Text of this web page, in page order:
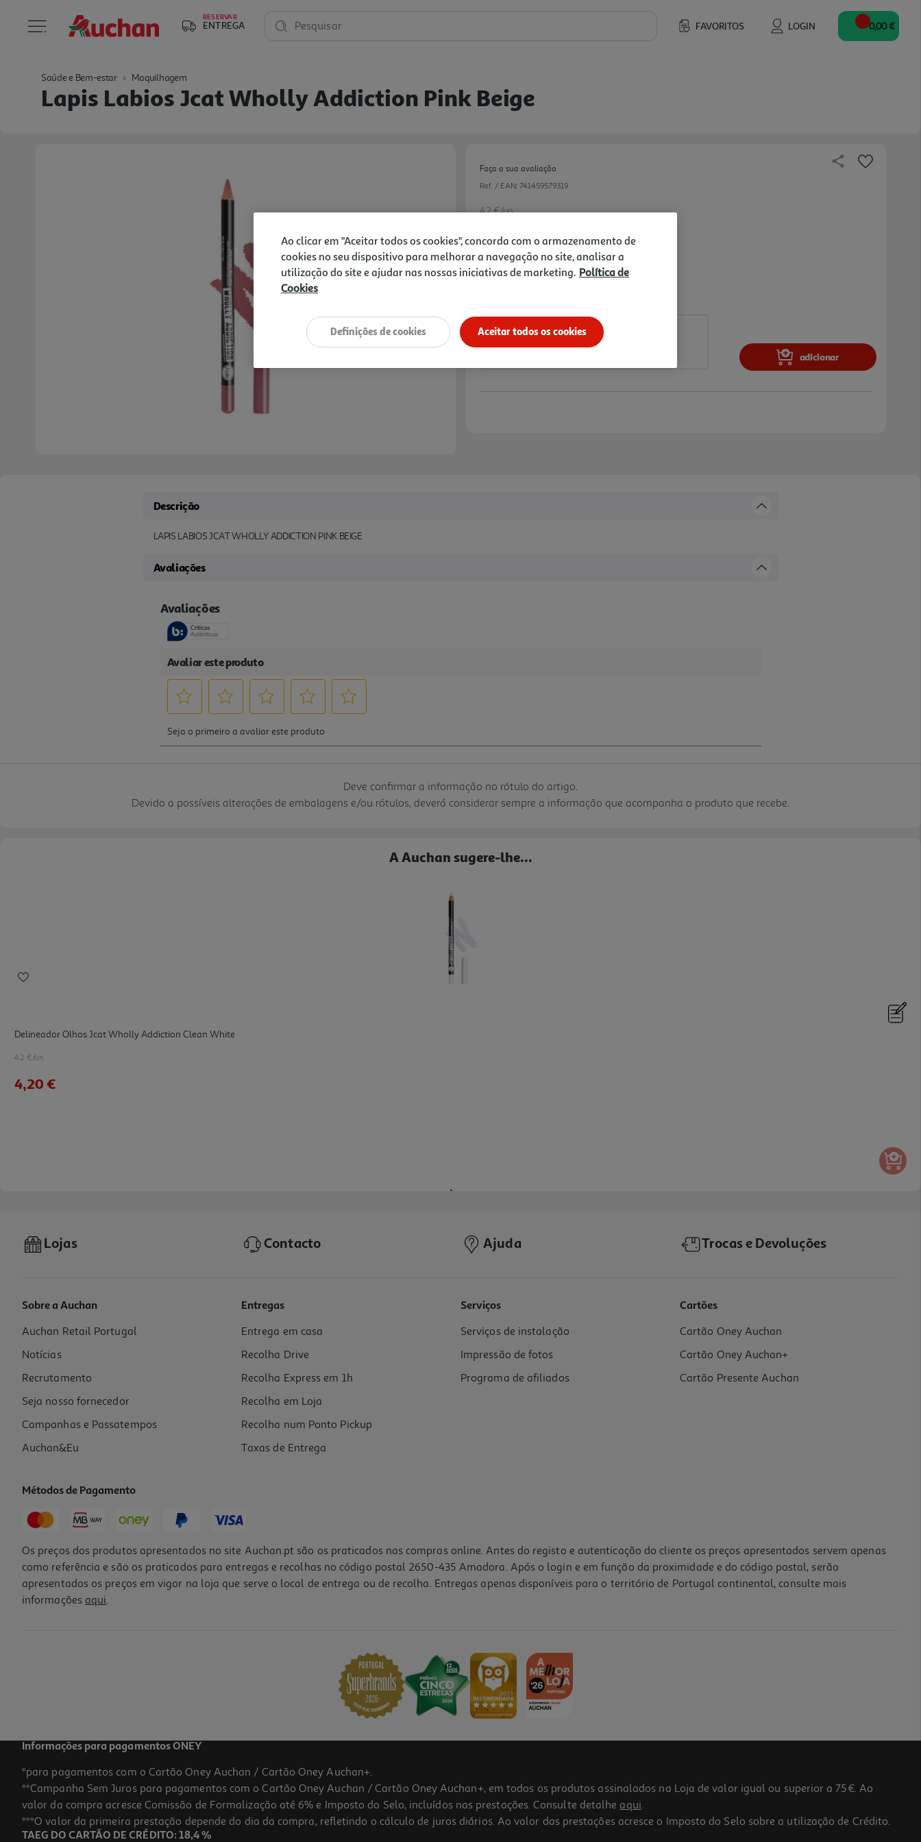
RESERVAR
ENTREGA FAVORITOS LOGIN
Pesquisar 0,00 €
Saúde e Bem-estar Maquilhagem
Lapis Labios Jcat Wholly Addiction Pink Beige
Faça a sua avaliação
Ref. / EAN: 741459579319
4.2 €/un
4,20 €
adicionar
Descrição
LAPIS LABIOS JCAT WHOLLY ADDICTION PINK BEIGE
Avaliações
Deve confirmar a informação no rótulo do artigo.
Devido a possíveis alterações de embalagens e/ou rótulos, deverá considerar sempre a informação que acompanha o produto que recebe.
A Auchan sugere-lhe...
Delineador Olhos Jcat Wholly Addiction Clean White
4.2 €/un
4,20 €
Delineador Olhos Jcat Wholly Addiction Dark Brown
4.2 €/un
4,20 €
Lojas Contacto Ajuda Trocas e Devoluções
Sobre a Auchan
Auchan Retail Portugal
Notícias
Recrutamento
Seja nosso fornecedor
Campanhas e Passatempos
Auchan&Eu
Entregas
Entrega em casa
Recolha Drive
Recolha Express em 1h
Recolha em Loja
Recolha num Ponto Pickup
Taxas de Entrega
Serviços
Serviços de instalação
Impressão de fotos
Programa de afiliados
Cartões
Cartão Oney Auchan
Cartão Oney Auchan+
Cartão Presente Auchan
Métodos de Pagamento
Os preços dos produtos apresentados no site Auchan.pt são os praticados nas compras online. Antes do registo e autenticação do cliente os preços apresentados servem apenas
como referência e são os praticados para entregas e recolhas no código postal 2650-435 Amadora. Após o login e em função da proximidade e do código postal, serão
apresentados os preços em vigor na loja que serve o local de entrega ou de recolha. Entregas apenas disponíveis para o território de Portugal continental, consulte mais
informações aqui.
Informações para pagamentos ONEY
*para pagamentos com o Cartão Oney Auchan / Cartão Oney Auchan+.
**Campanha Sem Juros para pagamentos com o Cartão Oney Auchan / Cartão Oney Auchan+, em todos os produtos assinalados na Loja de valor igual ou superior a 75€. Ao
valor da compra acresce Comissão de Formalização até 6% e Imposto do Selo, incluídos nas prestações. Consulte detalhe aqui.
***O valor da primeira prestação depende do dia da compra, refletindo o cálculo de juros diários. Ao valor das prestações acresce o Imposto do Selo sobre a utilização de Crédito.
TAEG DO CARTÃO DE CRÉDITO: 18,4 %
Ao clicar em "Aceitar todos os cookies", concorda com o armazenamento de
cookies no seu dispositivo para melhorar a navegação no site, analisar a
utilização do site e ajudar nas nossas iniciativas de marketing. Política de
Cookies
Aceitar todos os cookies
Definições de cookies